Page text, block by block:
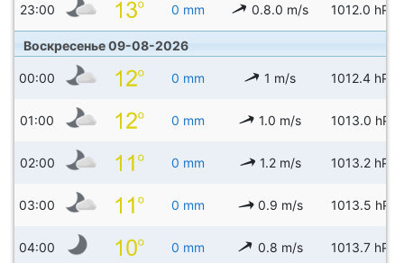
23:00 0 mm 0.8.0 m/s 1012.0 hPa
Воскресенье 09-08-2026
00:00 0 mm 1 m/s 1012.4 hPa
01:00 0 mm 1.0 m/s 1013.0 hPa
02:00 0 mm 1.2 m/s 1013.2 hPa
03:00 0 mm 0.9 m/s 1013.5 hPa
04:00 0 mm 0.8 m/s 1013.7 hPa